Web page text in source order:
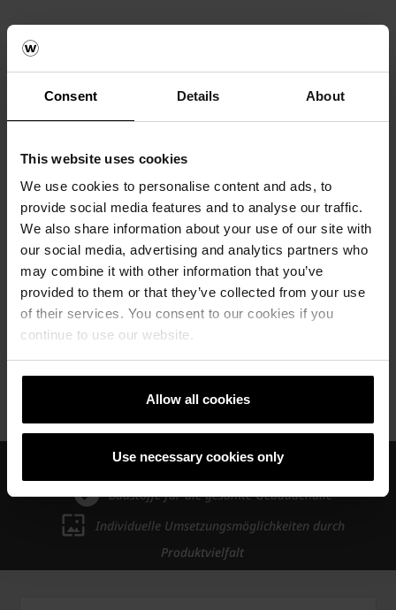
Consent Details About
This website uses cookies
We use cookies to personalise content and ads, to
provide social media features and to analyse our traffic.
We also share information about your use of our site with
our social media, advertising and analytics partners who
may combine it with other information that you’ve
provided to them or that they’ve collected from your use
of their services. You consent to our cookies if you
continue to use our website.
Allow all cookies
Use necessary cookies only
personenbezogenen Daten kann jederzeit per E-
Mail an info.de@wienerberger.com
widerrufen
Speicherung, Verarbeitung und Löschung sowie
Ihren Rechten im Zusammenhang mit der
Verwendung Ihrer personenbezogenen Daten
finden Sie in unserer
Datenschutzerklärung
Verbesserung der Lebensqualität von Menschen
Baustoffe für die gesamte Gebäudehülle
Individuelle Umsetzungsmöglichkeiten durch
Produktvielfalt